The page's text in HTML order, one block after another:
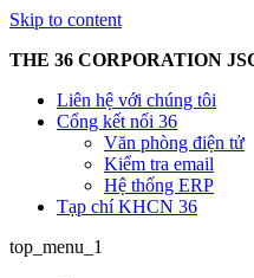
Skip to content
THE 36 CORPORATION
Liên hệ với chúng tôi
Cổng kết nối 36
Văn phòng điện tử
Kiểm tra email
Hệ thống ERP
Tạp chí KHCN 36
top_menu_1